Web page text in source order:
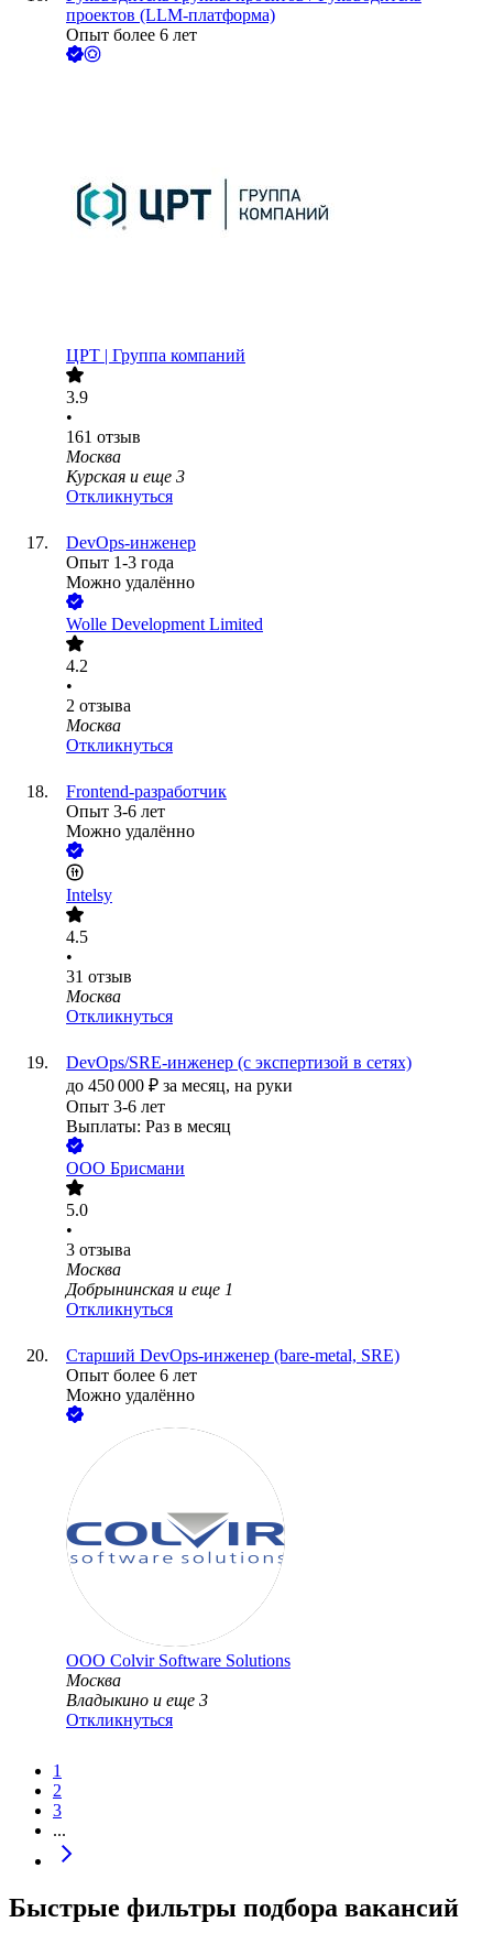
проектов (LLM-платформа)
Опыт более 6 лет
ЦРТ | Группа компаний
3.9
•
161 отзыв
Москва
Курская и еще 3
Откликнуться
DevOps-инженер
Опыт 1-3 года
Можно удалённо
Wolle Development Limited
4.2
•
2 отзыва
Москва
Откликнуться
Frontend-разработчик
Опыт 3-6 лет
Можно удалённо
Intelsy
4.5
•
31 отзыв
Москва
Откликнуться
DevOps/SRE-инженер (с экспертизой в сетях)
до 450 000 ₽ за месяц, на руки
Опыт 3-6 лет
Выплаты: Раз в месяц
ООО Брисмани
5.0
•
3 отзыва
Москва
Добрынинская и еще 1
Откликнуться
Старший DevOps-инженер (bare-metal, SRE)
Опыт более 6 лет
Можно удалённо
ООО Colvir Software Solutions
Москва
Владыкино и еще 3
Откликнуться
1
2
3
...
Быстрые фильтры подбора вакансий